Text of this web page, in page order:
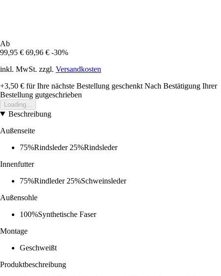
Ab
99,95 € 69,96 € -30%
inkl. MwSt. zzgl. Versandkosten
+3,50 € für Ihre nächste Bestellung geschenkt Nach Bestätigung Ihrer
Bestellung gutgeschrieben
Loading...
Beschreibung
Außenseite
75%Rindsleder 25%Rindsleder
Innenfutter
75%Rindleder 25%Schweinsleder
Außensohle
100%Synthetische Faser
Montage
Geschweißt
Produktbeschreibung